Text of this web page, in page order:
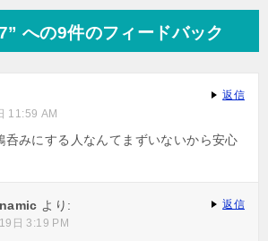
への9件のフィードバック
11:59 AM
呑みにする人なんてまずいないから安心
返信
より:
日 3:19 PM
返信